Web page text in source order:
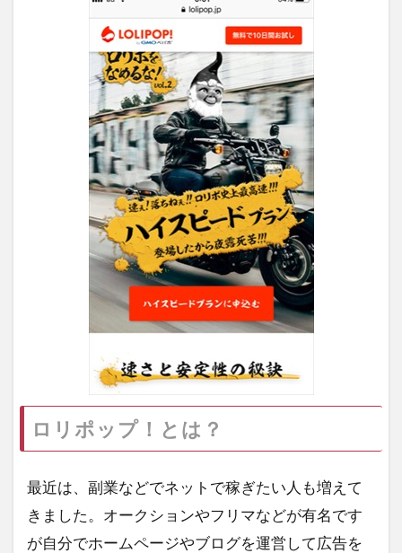
ロリポップ！とは？
最近は、副業などでネットで稼ぎたい人も増えて
きました。オークションやフリマなどが有名です
が自分でホームページやブログを運営して広告を